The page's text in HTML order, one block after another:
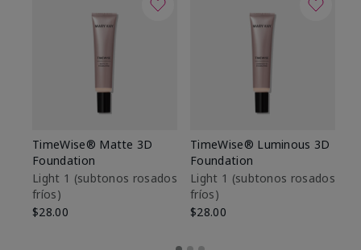
TimeWise® Matte 3D
Foundation
Light 1​ (subtonos rosados
fríos)
$28.00
TimeWise® Luminous 3D
Foundation
Light 1​ (subtonos rosados
fríos)
$28.00